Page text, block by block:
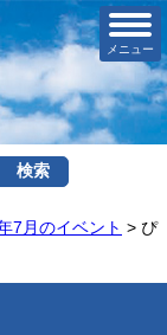
メニュー
7月のイベント > ぴ